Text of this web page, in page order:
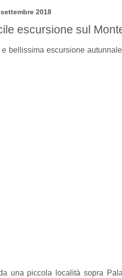
2018
escursione sul
bellissima escursione
una piccola località sopra